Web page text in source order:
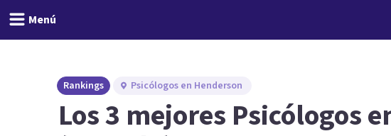
Menú
Rankings Psicólogos en Henderson
Los 3 mejores Psicólogos